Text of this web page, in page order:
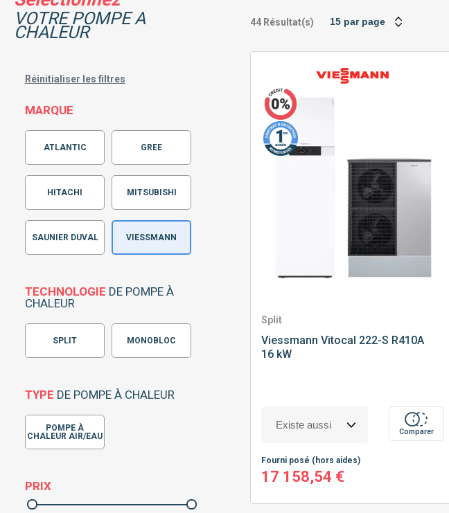
VOTRE POMPE A
CHALEUR
Réinitialiser les filtres
MARQUE
ATLANTIC GREE
HITACHI MITSUBISHI
SAUNIER DUVAL VIESSMANN
TECHNOLOGIE DE POMPE À
CHALEUR
SPLIT MONOBLOC
TYPE DE POMPE À CHALEUR
POMPE À
CHALEUR AIR/EAU
PRIX
44 Résultat(s)
Split
Viessmann Vitocal 222-S R410A
16 kW
Comparer
Fourni posé (hors aides)
17 158,54 €